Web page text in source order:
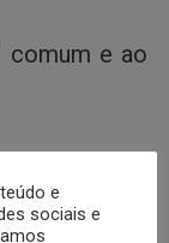
comum e ao
e
sociais e